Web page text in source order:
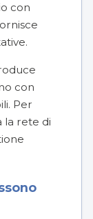
con
con
Per
la rete di